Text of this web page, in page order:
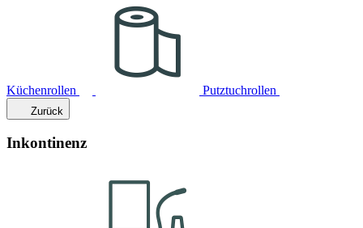
Küchenrollen Putztuchrollen
Zurück
Inkontinenz